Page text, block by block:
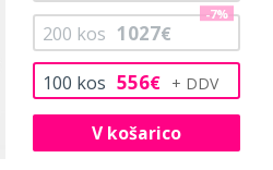
100 kos 556€
200 kos 1027€
-7%
V košarico